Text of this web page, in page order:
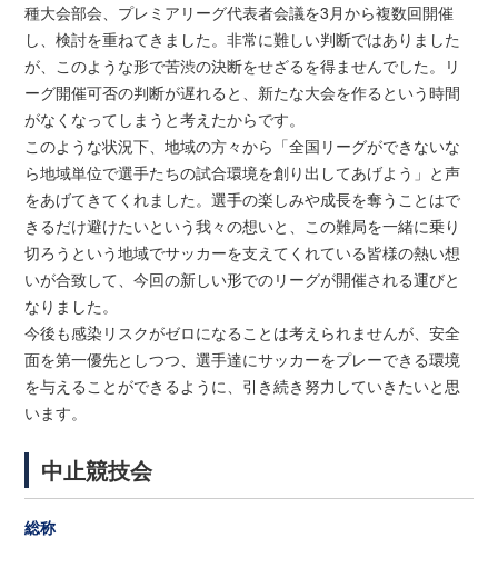
種大会部会、プレミアリーグ代表者会議を3月から複数回開催
し、検討を重ねてきました。非常に難しい判断ではありました
が、このような形で苦渋の決断をせざるを得ませんでした。リ
ーグ開催可否の判断が遅れると、新たな大会を作るという時間
がなくなってしまうと考えたからです。
このような状況下、地域の方々から「全国リーグができないな
ら地域単位で選手たちの試合環境を創り出してあげよう」と声
をあげてきてくれました。選手の楽しみや成長を奪うことはで
きるだけ避けたいという我々の想いと、この難局を一緒に乗り
切ろうという地域でサッカーを支えてくれている皆様の熱い想
いが合致して、今回の新しい形でのリーグが開催される運びと
なりました。
今後も感染リスクがゼロになることは考えられませんが、安全
面を第一優先としつつ、選手達にサッカーをプレーできる環境
を与えることができるように、引き続き努力していきたいと思
います。
中止競技会
総称